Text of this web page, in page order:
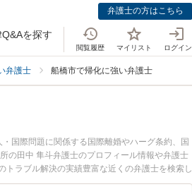
弁護士の方はこちら
を探す
閲覧履歴 マイリスト ログイン
弁護士 船橋市で帰化に強い弁護士
国際問題に関係する国際離婚やハーグ条約、国
の田中 隼斗弁護士のプロフィール情報や弁護士
ラブル解決の実績豊富な近くの弁護士を検索し